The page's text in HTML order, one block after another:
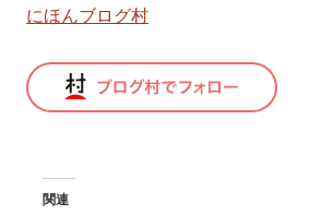
にほんブログ村
関連